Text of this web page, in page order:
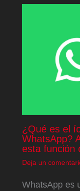
¿Qué es el
WhatsApp?
esta función
Deja un
WhatsApp es